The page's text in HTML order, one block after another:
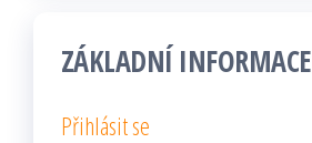
ZÁKLADNÍ INFORMACE
Přihlásit se